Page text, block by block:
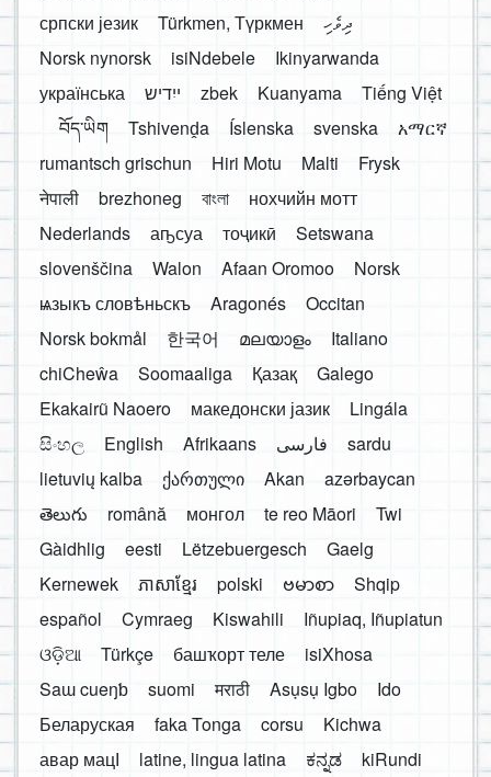
српски језик
Türkmen, Түркмен
ދިވެހި
Norsk nynorsk
isiNdebele
Ikinyarwanda
українська
ייִדיש zbek Kuanyama
Tiếng Việt
བོད་ཡིག
Tshivenḓa Íslenska svenska
አማርኛ
rumantsch grischun
Hiri Motu Malti
Frysk
नेपाली
brezhoneg বাংলা
нохчийн мотт
Nederlands
аҧсуа тоҷикӣ
Setswana
slovenščina
Walon Afaan Oromoo
Norsk
ѩзыкъ словѣньскъ
Aragonés
Occitan
Norsk bokmål
한국어 മലയാളം
Italiano
chiCheŵa
Soomaaliga Қазақ
Galego
Ekakairũ Naoero
македонски јазик
Lingála
සිංහල
English Afrikaans فارسی
sardu
lietuvių kalba
ქართული Akan
azərbaycan
తెలుగు
română монгол te reo Māori
Twi
Gàidhlig
eesti Lëtzebuergesch
Gaelg
Kernewek
ភាសាខ្មែរ polski ဗမာစာ
Shqip
español
Cymraeg Kiswahili
Iñupiaq, Iñupiatun
ଓଡ଼ିଆ
Türkçe башҡорт теле
isiXhosa
Saɯ cueŋƅ
suomi मराठी Asụsụ Igbo
Ido
Беларуская
faka Tonga corsu
Kichwa
авар мацӀ
latine, lingua latina ಕನ್ನಡ
kiRundi